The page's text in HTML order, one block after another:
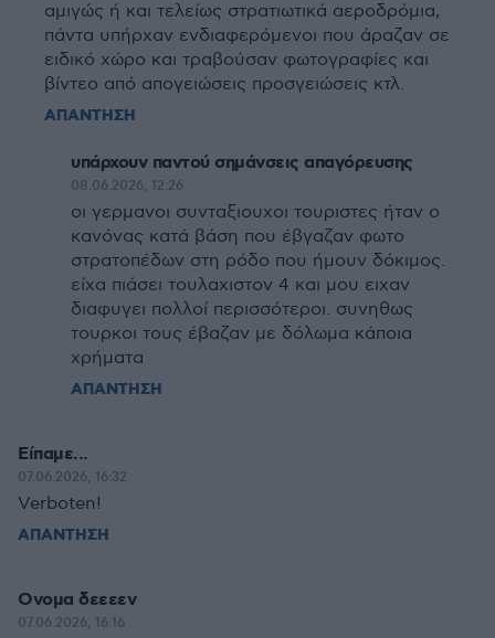
αμιγώς ή και τελείως στρατιωτικά αεροδρόμια,
πάντα υπήρχαν ενδιαφερόμενοι που άραζαν σε
ειδικό χώρο και τραβούσαν φωτογραφίες και
βίντεο από απογειώσεις προσγειώσεις κτλ.
ΑΠΑΝΤΗΣΗ
υπάρχουν παντού σημάνσεις απαγόρευσης
08.06.2026, 12:26
οι γερμανοι συνταξιουχοι τουριστες ήταν ο
κανόνας κατά βάση που έβγαζαν φωτο
στρατοπέδων στη ρόδο που ήμουν δόκιμος.
είχα πιάσει τουλαχιστον 4 και μου ειχαν
διαφυγει πολλοί περισσότεροι. συνηθως
τουρκοι τους έβαζαν με δόλωμα κάποια
χρήματα
ΑΠΑΝΤΗΣΗ
Είπαμε...
07.06.2026, 16:32
Verboten!
ΑΠΑΝΤΗΣΗ
Ονομα δεεεεν
07.06.2026, 16:16